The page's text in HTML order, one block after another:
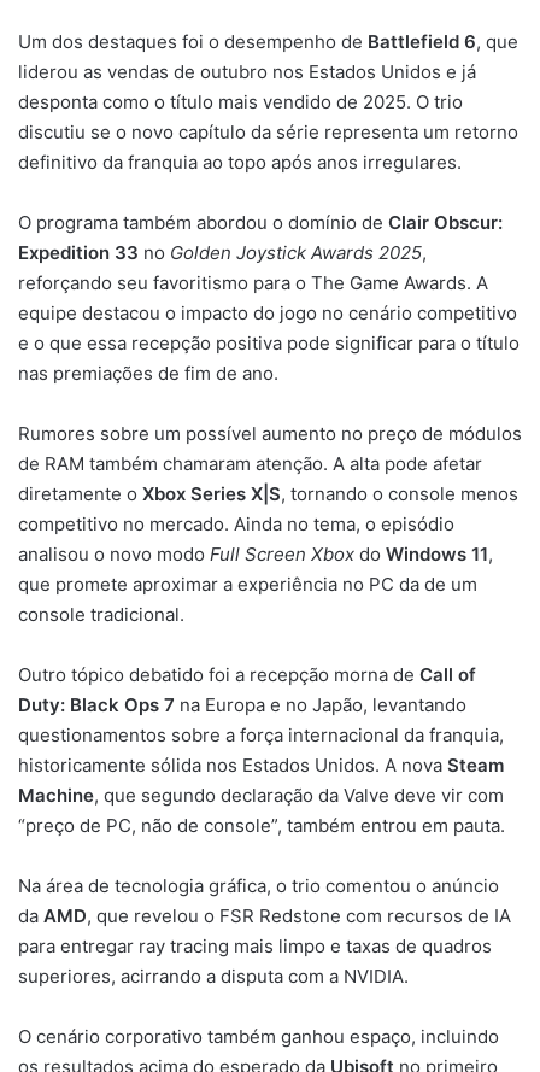
Um dos destaques foi o desempenho de Battlefield 6, que
liderou as vendas de outubro nos Estados Unidos e já
desponta como o título mais vendido de 2025. O trio
discutiu se o novo capítulo da série representa um retorno
definitivo da franquia ao topo após anos irregulares.
O programa também abordou o domínio de Clair Obscur:
Expedition 33 no Golden Joystick Awards 2025,
reforçando seu favoritismo para o The Game Awards. A
equipe destacou o impacto do jogo no cenário competitivo
e o que essa recepção positiva pode significar para o título
nas premiações de fim de ano.
Rumores sobre um possível aumento no preço de módulos
de RAM também chamaram atenção. A alta pode afetar
diretamente o Xbox Series X|S, tornando o console menos
competitivo no mercado. Ainda no tema, o episódio
analisou o novo modo Full Screen Xbox do Windows 11,
que promete aproximar a experiência no PC da de um
console tradicional.
Outro tópico debatido foi a recepção morna de Call of
Duty: Black Ops 7 na Europa e no Japão, levantando
questionamentos sobre a força internacional da franquia,
historicamente sólida nos Estados Unidos. A nova Steam
Machine, que segundo declaração da Valve deve vir com
“preço de PC, não de console”, também entrou em pauta.
Na área de tecnologia gráfica, o trio comentou o anúncio
da AMD, que revelou o FSR Redstone com recursos de IA
para entregar ray tracing mais limpo e taxas de quadros
superiores, acirrando a disputa com a NVIDIA.
O cenário corporativo também ganhou espaço, incluindo
os resultados acima do esperado da Ubisoft no primeiro